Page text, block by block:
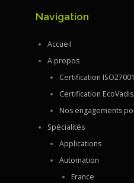
Navigation
Accueil
A propos
Certification ISO27001
Certification EcoVadis
Nos engagements
Spécialités
Applications
Automation
France